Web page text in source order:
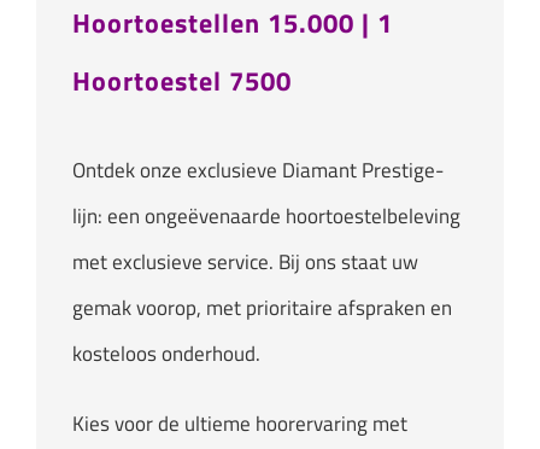
Hoortoestellen 15.000 | 1
Hoortoestel 7500
Ontdek onze exclusieve Diamant Prestige-
lijn: een ongeëvenaarde hoortoestelbeleving
met exclusieve service. Bij ons staat uw
gemak voorop, met prioritaire afspraken en
kosteloos onderhoud.
Kies voor de ultieme hoorervaring met